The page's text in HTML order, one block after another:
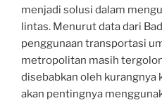
menjadi solusi dalam
lintas. Menurut data dari
penggunaan transportasi
metropolitan masih
disebabkan oleh kurangnya
akan pentingnya